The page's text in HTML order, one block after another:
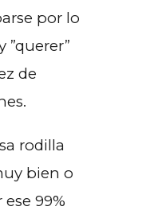
por lo
”querer”
de
rodilla
bien o
99%